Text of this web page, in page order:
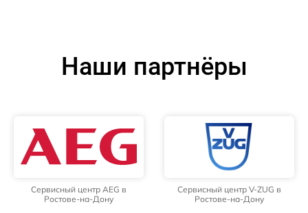
Наши партнёры
Сервисный центр AEG в
Ростове-на-Дону
Сервисный центр V-ZUG в
Ростове-на-Дону